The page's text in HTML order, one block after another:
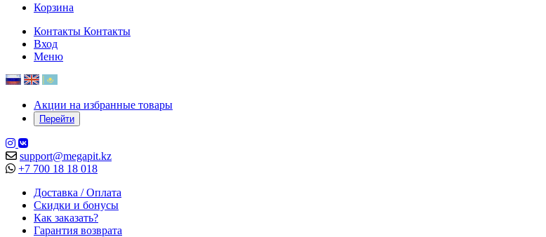
Корзина
Контакты Контакты
Вход
Меню
Акции на избранные товары
Перейти
support@megapit.kz
+7 700 18 18 018
Доставка / Оплата
Скидки и бонусы
Как заказать?
Гарантия возврата